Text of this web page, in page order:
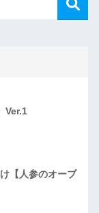
Ver.1
【人参のオーブ